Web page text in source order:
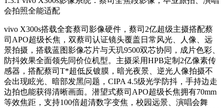
会拍照全能适配
vivo X300s搭载全套蔡司影像硬件，蔡司2亿超级主摄搭配蔡
司APO超级长焦，双蔡司认证镜头覆盖日常风光、人像、远
景拍摄，搭载蓝图影像芯片与天玑9500双芯协同，成片色彩、
防抖效果全面领先同价位机型。主摄采用HPB定制2亿像素传
感器，搭配蔡司T*超低反镀膜，暗光夜景、逆光人像拍摄不
会出现眩光、暗部发黑问题，CIPA 4.5级光学防抖，手持边走
边拍也能获得清晰画面。潜望式蔡司APO超级长焦拥有70mm
等效焦距，支持100倍超清数字变焦，校园远景、演唱会舞